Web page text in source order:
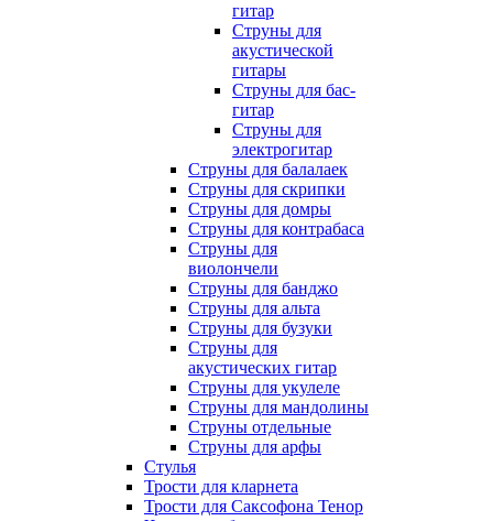
гитар
Струны для
акустической
гитары
Струны для бас-
гитар
Струны для
электрогитар
Струны для балалаек
Струны для скрипки
Струны для домры
Струны для контрабаса
Струны для
виолончели
Струны для банджо
Струны для альта
Струны для бузуки
Струны для
акустических гитар
Струны для укулеле
Струны для мандолины
Струны отдельные
Струны для арфы
Стулья
Трости для кларнета
Трости для Саксофона Тенор